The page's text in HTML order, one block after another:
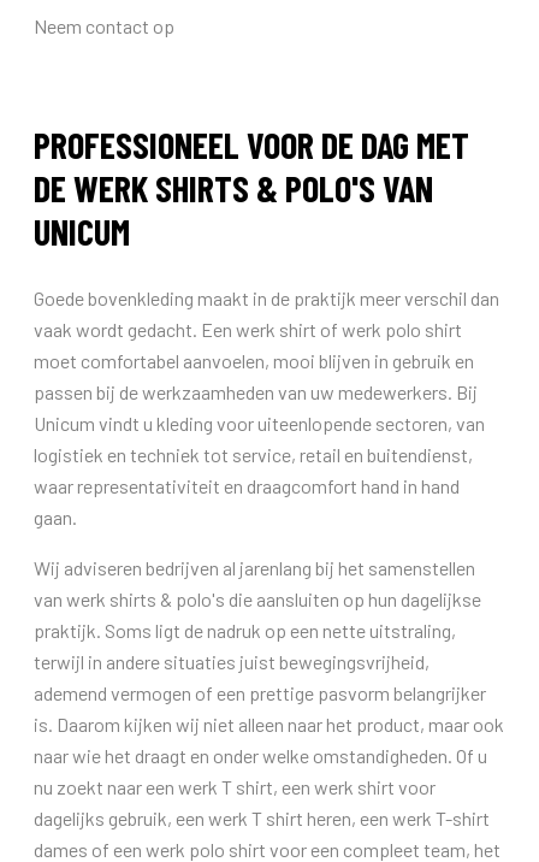
Neem contact op
PROFESSIONEEL VOOR DE DAG MET
DE WERK SHIRTS & POLO'S VAN
UNICUM
Goede bovenkleding maakt in de praktijk meer verschil dan
vaak wordt gedacht. Een werk shirt of werk polo shirt
moet comfortabel aanvoelen, mooi blijven in gebruik en
passen bij de werkzaamheden van uw medewerkers. Bij
Unicum vindt u kleding voor uiteenlopende sectoren, van
logistiek en techniek tot service, retail en buitendienst,
waar representativiteit en draagcomfort hand in hand
gaan.
Wij adviseren bedrijven al jarenlang bij het samenstellen
van werk shirts & polo's die aansluiten op hun dagelijkse
praktijk. Soms ligt de nadruk op een nette uitstraling,
terwijl in andere situaties juist bewegingsvrijheid,
ademend vermogen of een prettige pasvorm belangrijker
is. Daarom kijken wij niet alleen naar het product, maar ook
naar wie het draagt en onder welke omstandigheden. Of u
nu zoekt naar een werk T shirt, een werk shirt voor
dagelijks gebruik, een werk T shirt heren, een werk T-shirt
dames of een werk polo shirt voor een compleet team, het